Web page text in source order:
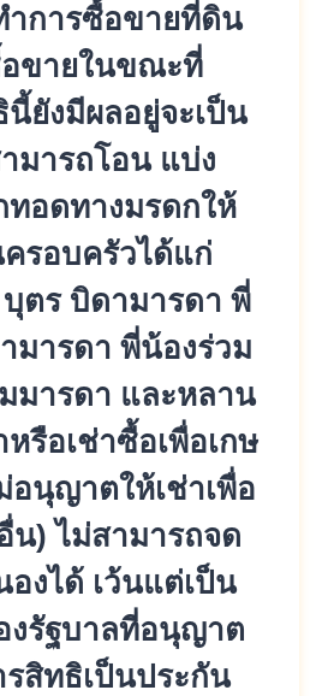
การซื้อขายที่ดิน
ขายในขณะที่
นี้ยังมีผลอยู่จะเป็น
มารถโอน แบ่ง
ทอดทางมรดกให้
รอบครัวได้แก่
ตร บิดามารดา พี่
มารดา พี่น้องร่วม
มารดา และหลาน
รือเช่าซื้อเพื่อเกษ
อนุญาตให้เช่าเพื่อ
น) ไม่สามารถจด
องได้ เว้นแต่เป็น
งรัฐบาลที่อนุญาต
สิทธิเป็นประกัน